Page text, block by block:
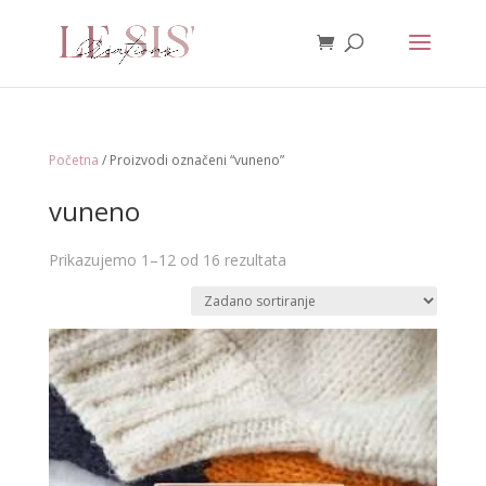
Početna / Proizvodi označeni “vuneno”
vuneno
Prikazujemo 1–12 od 16 rezultata